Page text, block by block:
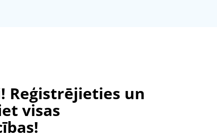
Reģistrējieties un
visas